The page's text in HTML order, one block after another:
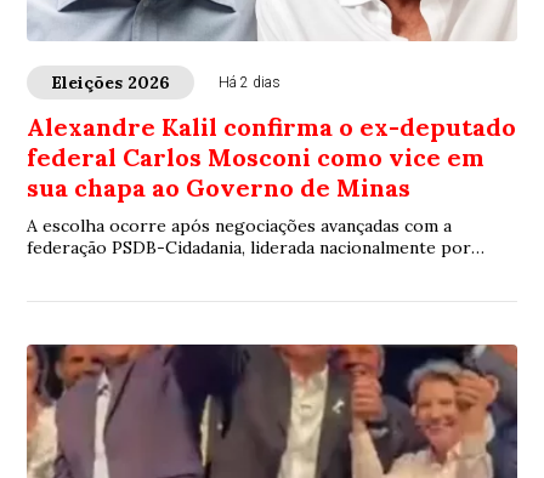
Eleições 2026 Há 2 dias
Alexandre Kalil confirma o ex-deputado
federal Carlos Mosconi como vice em
sua chapa ao Governo de Minas
A escolha ocorre após negociações avançadas com a
federação PSDB-Cidadania, liderada nacionalmente por